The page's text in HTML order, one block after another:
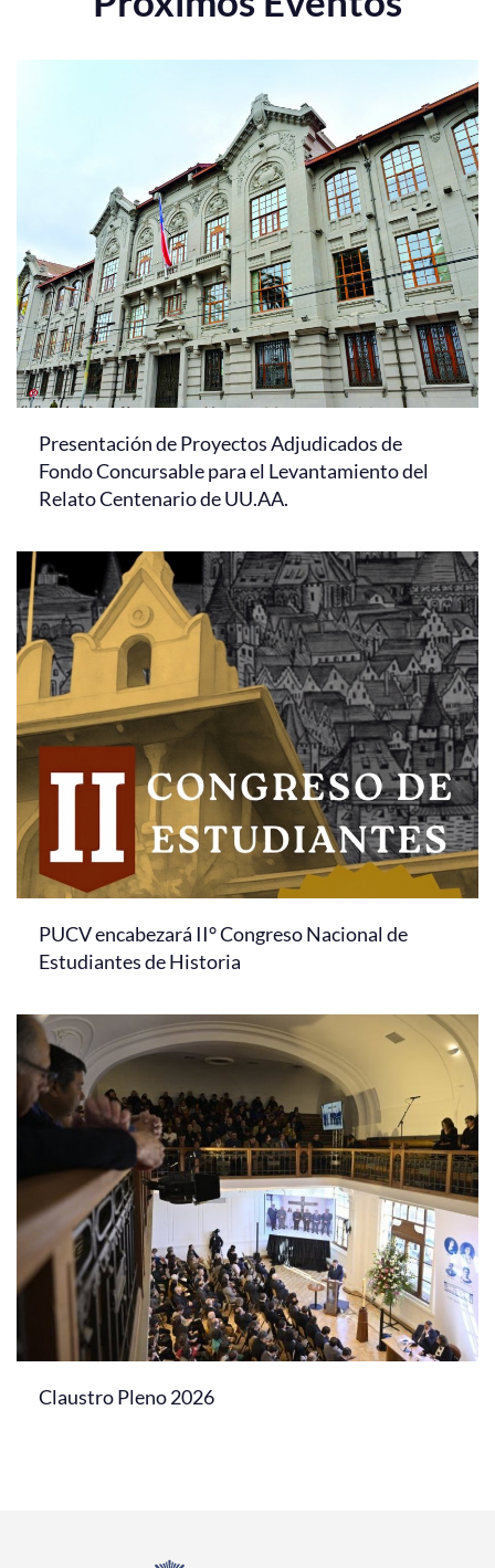
Presentación de Proyectos Adjudicados de
Fondo Concursable para el Levantamiento del
Relato Centenario de UU.AA.
PUCV encabezará II° Congreso Nacional de
Estudiantes de Historia
Claustro Pleno 2026